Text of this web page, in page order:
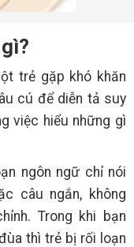
trẻ gặp khó khăn
cú để diễn tả suy
việc hiểu những gì
ngôn ngữ chỉ nói
câu ngắn, không
Trong khi bạn
thì trẻ bị rối loạn